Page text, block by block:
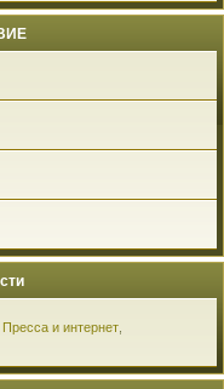
Пресса и интернет